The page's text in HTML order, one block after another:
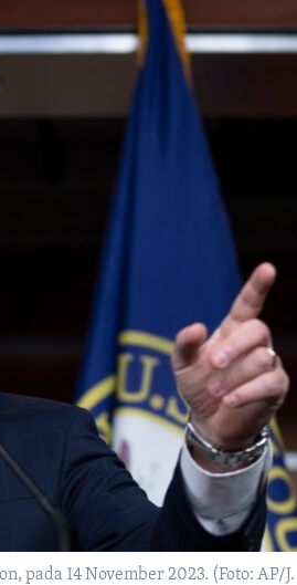
pada 14 November 2023. (Foto: AP/J.